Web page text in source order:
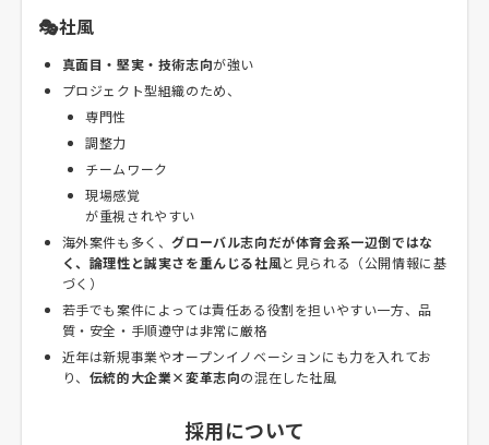
🎭社風
真面目・堅実・技術志向が強い
プロジェクト型組織のため、
専門性
調整力
チームワーク
現場感覚
が重視されやすい
海外案件も多く、グローバル志向だが体育会系一辺倒ではな
く、論理性と誠実さを重んじる社風と見られる（公開情報に基
づく）
若手でも案件によっては責任ある役割を担いやすい一方、品
質・安全・手順遵守は非常に厳格
近年は新規事業やオープンイノベーションにも力を入れてお
り、 伝統的大企業×変革志向の混在した社風
採用について